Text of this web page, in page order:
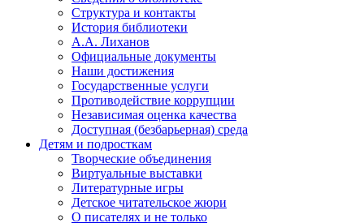
Структура и контакты
История библиотеки
А.А. Лиханов
Официальные документы
Наши достижения
Государственные услуги
Противодействие коррупции
Независимая оценка качества
Доступная (безбарьерная) среда
Детям и подросткам
Творческие объединения
Виртуальные выставки
Литературные игры
Детское читательское жюри
О писателях и не только